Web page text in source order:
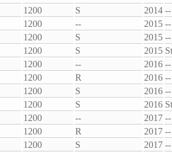
1200 S 2014 --
1200 -- 2015 --
1200 S 2015 --
1200 S 2015
1200 -- 2016 --
1200 R 2016 --
1200 S 2016 --
1200 S 2016
1200 -- 2017 --
1200 R 2017 --
1200 S 2017 --